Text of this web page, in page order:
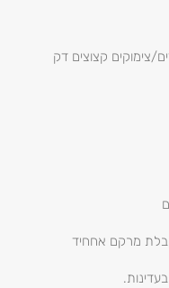
צימוקים קצוצים דק
מרקם אחחיד